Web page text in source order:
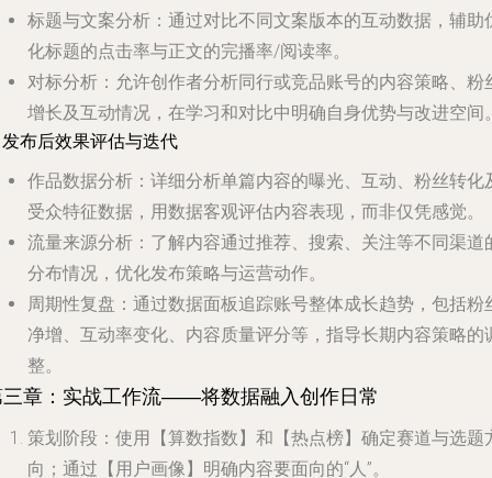
标题与文案分析 ：通过对比不同文案版本的互动数据，辅助
化标题的点击率与正文的完播率/阅读率。
对标分析 ：允许创作者分析同行或竞品账号的内容策略、粉
增长及互动情况，在学习和对比中明确自身优势与改进空间
布后效果评估与迭代
作品数据分析 ：详细分析单篇内容的曝光、互动、粉丝转化
受众特征数据，用数据客观评估内容表现，而非仅凭感觉。
流量来源分析 ：了解内容通过推荐、搜索、关注等不同渠道
分布情况，优化发布策略与运营动作。
周期性复盘 ：通过数据面板追踪账号整体成长趋势，包括粉
净增、互动率变化、内容质量评分等，指导长期内容策略的
整。
三章：实战工作流——将数据融入创作日常
策划阶段 ：使用【算数指数】和【热点榜】确定赛道与选题
向；通过【用户画像】明确内容要面向的“人”。